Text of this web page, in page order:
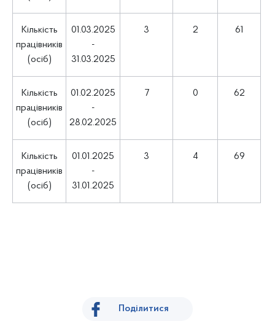
Кількість
працівників
(осіб)
01.03.2025
-
31.03.2025
3 2 61
Кількість
працівників
(осіб)
01.02.2025
-
28.02.2025
7 0 62
Кількість
працівників
(осіб)
01.01.2025
-
31.01.2025
3 4 69
Поділитися